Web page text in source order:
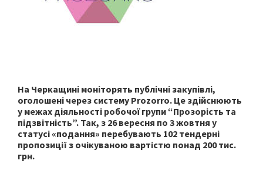
На Черкащині моніторять публічні закупівлі,
оголошені через систему Prozorro. Це здійснюють
у межах діяльності робочої групи “Прозорість та
підзвітність”. Так, з 26 вересня по 3 жовтня у
статусі «подання» перебувають 102 тендерні
пропозиції з очікуваною вартістю понад 200 тис.
грн.